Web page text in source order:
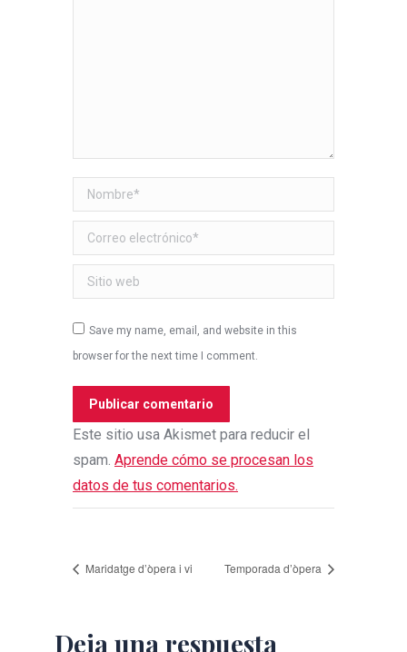
Nombre *
Correo electrónico *
Sitio web
Save my name, email, and website in this
browser for the next time I comment.
Publicar comentario
Este sitio usa Akismet para reducir el
spam. Aprende cómo se procesan los
datos de tus comentarios.
Maridatge d’òpera i vi Temporada d’òpera
Deja una respuesta